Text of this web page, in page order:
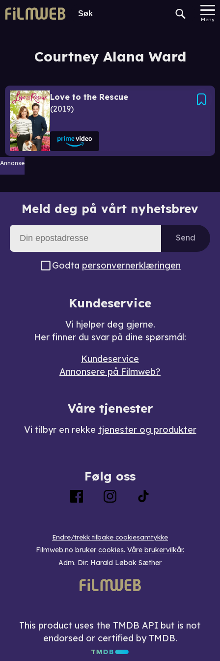
Meny
Courtney Alana Ward
Love to the Rescue
2019
Annonse
Meld deg på vårt nyhetsbrev
Send
Godta personvernerklæringen
Kundeservice
Vi hjelper deg gjerne.
Her finner du svar på dine spørsmål:
Kundeservice
Annonsere på Filmweb?
Våre tjenester
Vi tilbyr en rekke tjenester og produkter
Følg oss
Endre/trekk tilbake cookiesamtykke
Filmweb.no bruker cookies. Våre brukervilkår.
Adm. Dir: Harald Løbak Sæther
This product uses the TMDB API but is not
endorsed or certified by TMDB.